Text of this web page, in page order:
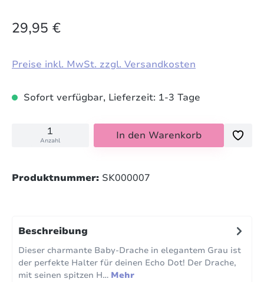
29,95 €
Preise inkl. MwSt. zzgl. Versandkosten
Sofort verfügbar, Lieferzeit: 1-3 Tage
Anzahl In den Warenkorb
Produktnummer: SK000007
Beschreibung
Dieser charmante Baby-Drache in elegantem Grau ist
der perfekte Halter für deinen Echo Dot! Der Drache,
mit seinen spitzen H… Mehr